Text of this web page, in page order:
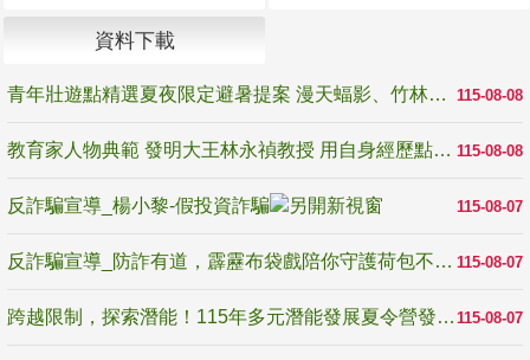
資料下載
115-08-08
青年壯遊點精選夏夜限定避暑提案 漫天蝠影、竹林尋蛙、茶香夜觀 邀青年暮色出發
115-08-08
教育家人物典範 發明大王林永禎教授 用自身經歷點亮學生的路
115-08-07
反詐騙宣導_楊小黎-假投資詐騙
115-08-07
反詐騙宣導_防詐有道，霹靂布袋戲陪你守護荷包不受騙
115-08-07
跨越限制，探索潛能！115年多元潛能發展夏令營發掘生命無限可能